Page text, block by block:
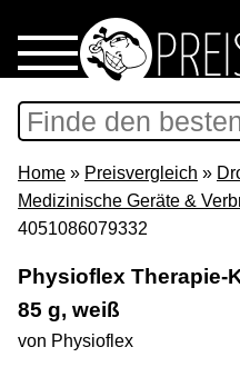
Home
Download
Preispiraten
Support &
Presse
Home » Preisvergleich »
Medizinische Geräte &
4051086079332
Physioflex Therapie-
85 g, weiß
von Physioflex